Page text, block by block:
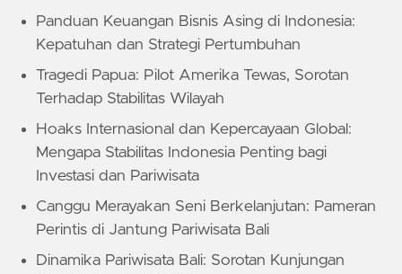
Panduan Keuangan Bisnis Asing di Indonesia:
Kepatuhan dan Strategi Pertumbuhan
Tragedi Papua: Pilot Amerika Tewas, Sorotan
Terhadap Stabilitas Wilayah
Hoaks Internasional dan Kepercayaan Global:
Mengapa Stabilitas Indonesia Penting bagi
Investasi dan Pariwisata
Canggu Merayakan Seni Berkelanjutan: Pameran
Perintis di Jantung Pariwisata Bali
Dinamika Pariwisata Bali: Sorotan Kunjungan